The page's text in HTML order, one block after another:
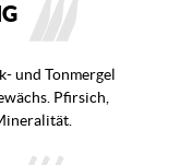
und Tonmergel
Pfirsich,